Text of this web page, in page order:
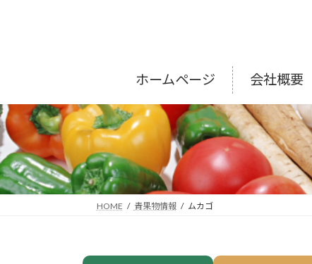
ス
キ
ッ
プ
ン
に
移
動
ホームページ 会社概要
HOME 青果物情報 ムカゴ